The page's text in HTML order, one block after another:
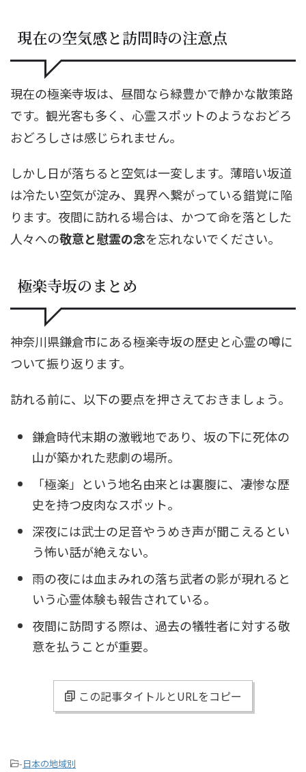
現在の空気感と訪問時の注意点
現在の極楽寺坂は、昼間なら緑豊かで静かな散策路
です。観光客も多く、心霊スポットのようなおどろ
おどろしさは感じられません。
しかし日が落ちると空気は一変します。薄暗い坂道
は冷たい空気が淀み、異界へ繋がっている錯覚に陥
ります。夜間に訪れる場合は、かつて命を落とした
人々への敬意と慰霊の念を忘れないでください。
極楽寺坂のまとめ
神奈川県鎌倉市にある極楽寺坂の歴史と心霊の噂に
ついて振り返ります。
訪れる前に、以下の要点を押さえておきましょう。
鎌倉時代末期の激戦地であり、坂の下に死体の
山が築かれた悲劇の場所。
「極楽」という地名由来とは裏腹に、凄惨な歴
史を持つ皮肉なスポット。
深夜には武士の足音やうめき声が聞こえるとい
う怖い話が絶えない。
雨の夜には血まみれの落ち武者の影が現れると
いう心霊体験も報告されている。
夜間に訪問する際は、過去の犠牲者に対する敬
意を払うことが重要。
この記事タイトルとURLをコピー
-日本の地域別